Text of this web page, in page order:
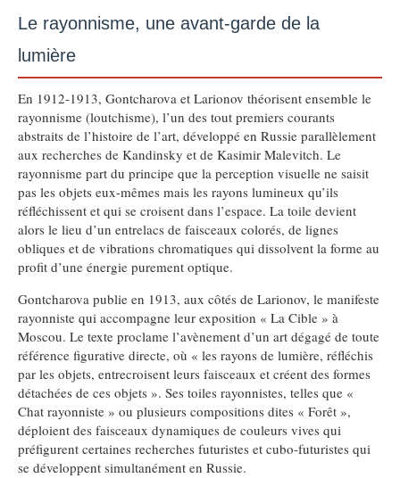
Le rayonnisme, une avant-garde de la
lumière
En 1912-1913, Gontcharova et Larionov théorisent ensemble le
rayonnisme (loutchisme), l’un des tout premiers courants
abstraits de l’histoire de l’art, développé en Russie parallèlement
aux recherches de Kandinsky et de Kasimir Malevitch. Le
rayonnisme part du principe que la perception visuelle ne saisit
pas les objets eux-mêmes mais les rayons lumineux qu’ils
réfléchissent et qui se croisent dans l’espace. La toile devient
alors le lieu d’un entrelacs de faisceaux colorés, de lignes
obliques et de vibrations chromatiques qui dissolvent la forme au
profit d’une énergie purement optique.
Gontcharova publie en 1913, aux côtés de Larionov, le manifeste
rayonniste qui accompagne leur exposition « La Cible » à
Moscou. Le texte proclame l’avènement d’un art dégagé de toute
référence figurative directe, où « les rayons de lumière, réfléchis
par les objets, entrecroisent leurs faisceaux et créent des formes
détachées de ces objets ». Ses toiles rayonnistes, telles que «
Chat rayonniste » ou plusieurs compositions dites « Forêt »,
déploient des faisceaux dynamiques de couleurs vives qui
préfigurent certaines recherches futuristes et cubo-futuristes qui
se développent simultanément en Russie.